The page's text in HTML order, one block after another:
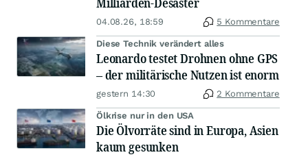
04.08.26, 18:59 5 Kommentare
Diese Technik verändert alles
Leonardo testet Drohnen ohne GPS
– der militärische Nutzen ist enorm
gestern 14:30 2 Kommentare
Ölkrise nur in den USA
Die Ölvorräte sind in Europa, Asien
kaum gesunken